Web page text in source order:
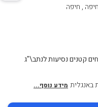
, חיפה
קטנים נסיעות לנתב\"ג
באנגלית מידע נוסף...